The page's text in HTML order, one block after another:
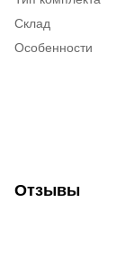
Склад
Особенности
Отзывы